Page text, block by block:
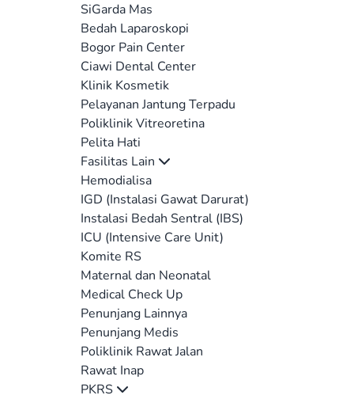
SiGarda Mas
Bedah Laparoskopi
Bogor Pain Center
Ciawi Dental Center
Klinik Kosmetik
Pelayanan Jantung Terpadu
Poliklinik Vitreoretina
Pelita Hati
Fasilitas Lain
Hemodialisa
IGD (Instalasi Gawat Darurat)
Instalasi Bedah Sentral (IBS)
ICU (Intensive Care Unit)
Komite RS
Maternal dan Neonatal
Medical Check Up
Penunjang Lainnya
Penunjang Medis
Poliklinik Rawat Jalan
Rawat Inap
PKRS